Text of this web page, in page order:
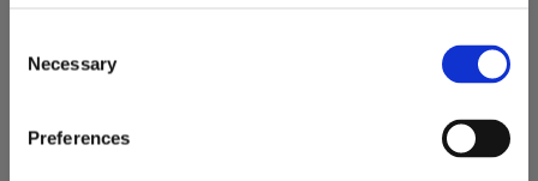
Selection
Necessary
Preferences
MTK.2;100e Chromebook Gen
3;100w Gen 3;500e Chromebook
CB 14;5G 14Q8X05;IdeaPad Flex 5
CB 13;ThinkCentre M90;ThinkEdge